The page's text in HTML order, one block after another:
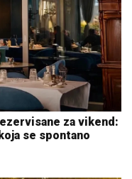
za vikend:
se spontano